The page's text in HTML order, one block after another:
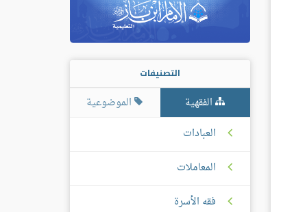
التصنيفات
الفقهية
الموضوعية
العبادات
المعاملات
فقه الأسرة